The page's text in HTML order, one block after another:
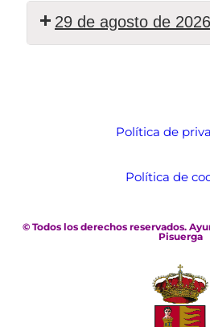
29 de agosto de 2026
Política de
Política de
© Todos los derechos reservados.
Pisuerga